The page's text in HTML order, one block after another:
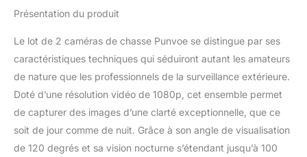
Trail offre des images
cristallines et des vidéos
fluides avec du son. Que
ce soit de jour, de faible
luminosité ou de nuit,
notre haut-parleur de
réduction du bruit et
l'écran couleur HD TFT
Présentation du produit
Le lot de 2 caméras de chasse Punvoe se distingue par ses
caractéristiques techniques qui séduiront autant les amateurs
de nature que les professionnels de la surveillance extérieure.
Doté d’une résolution vidéo de 1080p, cet ensemble permet
de capturer des images d’une clarté exceptionnelle, que ce
soit de jour comme de nuit. Grâce à son angle de visualisation
de 120 degrés et sa vision nocturne s’étendant jusqu’à 100